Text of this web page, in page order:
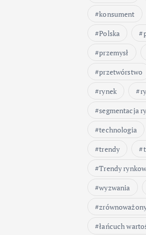
konsument
Polska
przemysł
przetwórstwo
rynek
segmentacja
technologia
trendy
Trendy
wyzwania
łańcuch